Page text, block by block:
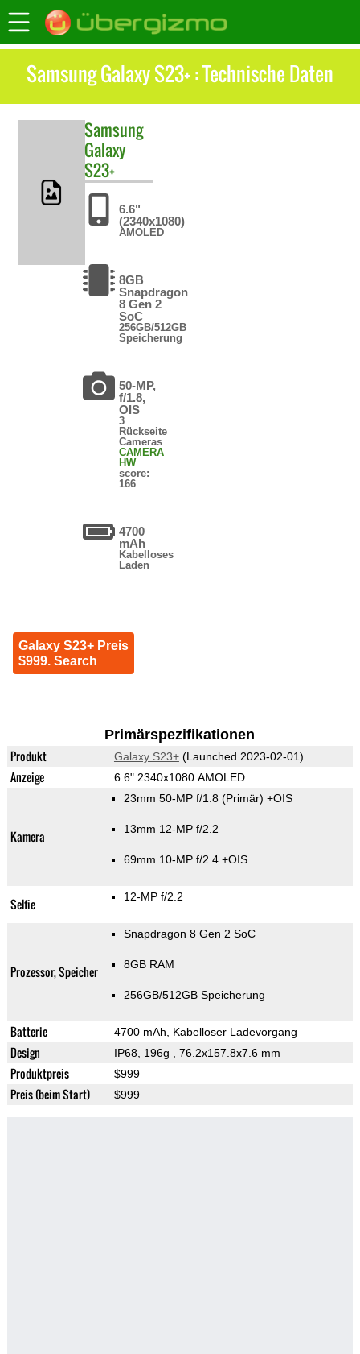
Samsung Galaxy S23+ : Technische Daten
Samsung
Galaxy
S23+
6.6"
(2340x1080)
AMOLED
8GB
Snapdragon
8 Gen 2
SoC
256GB/512GB
Speicherung
50-MP,
f/1.8,
OIS
3
Rückseite
Cameras
CAMERA
HW
score:
166
4700
mAh
Kabelloses
Laden
Galaxy S23+ Preis
$999. Search
Primärspezifikationen
Produkt Galaxy S23+(Launched 2023-02-01)
Anzeige 6.6" 2340x1080 AMOLED
Kamera
23mm 50-MP f/1.8 (Primär) +OIS
13mm 12-MP f/2.2
69mm 10-MP f/2.4 +OIS
Selfie 12-MP f/2.2
Prozessor, Speicher
Snapdragon 8 Gen 2 SoC
8GB RAM
256GB/512GB Speicherung
Batterie 4700 mAh, Kabelloser Ladevorgang
Design IP68, 196g , 76.2x157.8x7.6 mm
Produktpreis $999
Preis (beim Start) $999